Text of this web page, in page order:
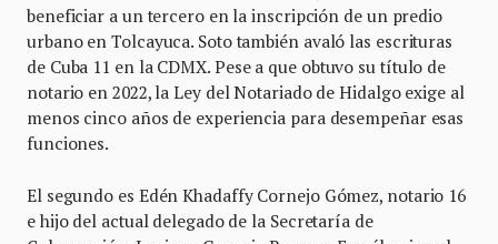
beneficiar a un tercero en la inscripción de un predio
urbano en Tolcayuca. Soto también avaló las escrituras
de Cuba 11 en la CDMX. Pese a que obtuvo su título de
notario en 2022, la Ley del Notariado de Hidalgo exige al
menos cinco años de experiencia para desempeñar esas
funciones.
El segundo es Edén Khadaffy Cornejo Gómez, notario 16
e hijo del actual delegado de la Secretaría de